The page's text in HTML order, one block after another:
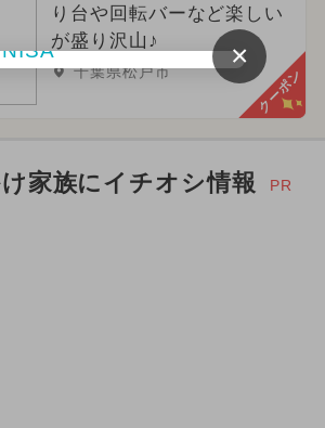
り台や回転バーなど楽しい
が盛り沢山♪
千葉県松戸市 クーポン
家族にイチオシ情報 PR
×